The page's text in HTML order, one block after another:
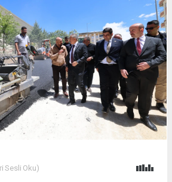
Sesli Oku)